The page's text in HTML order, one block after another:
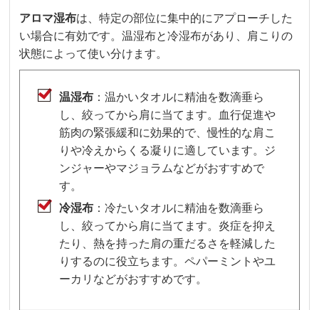
アロマ湿布は、特定の部位に集中的にアプローチした
い場合に有効です。温湿布と冷湿布があり、肩こりの
状態によって使い分けます。
温湿布 ：温かいタオルに精油を数滴垂ら
し、絞ってから肩に当てます。血行促進や
筋肉の緊張緩和に効果的で、慢性的な肩こ
りや冷えからくる凝りに適しています。ジ
ンジャーやマジョラムなどがおすすめで
す。
冷湿布 ：冷たいタオルに精油を数滴垂ら
し、絞ってから肩に当てます。炎症を抑え
たり、熱を持った肩の重だるさを軽減した
りするのに役立ちます。ペパーミントやユ
ーカリなどがおすすめです。